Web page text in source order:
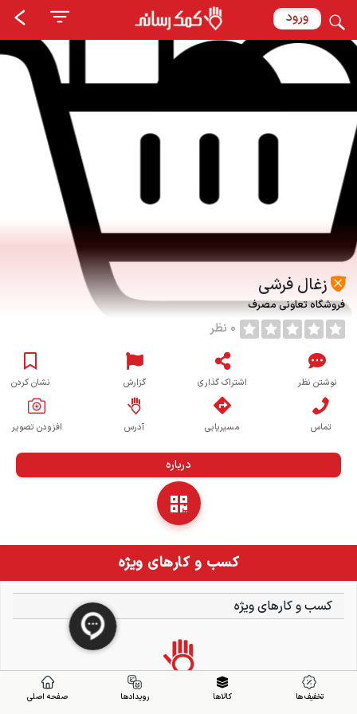
ورود
زغال فرشی
فروشگاه تعاونی مصرف
0 نظر
نوشتن نظر اشتراک گذاری گزارش نشان کردن
تماس مسیریابی آدرس افزودن تصویر
درباره
کسب و کارهای ویژه
کسب و کارهای ویژه
تخفیف ها کالاها رویدادها صفحه اصلی